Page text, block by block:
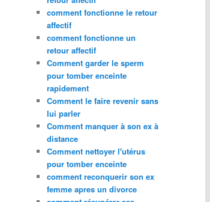
comment fonctionne le retour
affectif
comment fonctionne un
retour affectif
Comment garder le sperm
pour tomber enceinte
rapidement
Comment le faire revenir sans
lui parler
Comment manquer à son ex à
distance
Comment nettoyer l'utérus
pour tomber enceinte
comment reconquerir son ex
femme apres un divorce